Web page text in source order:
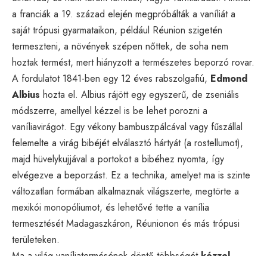
a franciák a 19. század elején megpróbálták a vaníliát a
saját trópusi gyarmataikon, például Réunion szigetén
termeszteni, a növények szépen nőttek, de soha nem
hoztak termést, mert hiányzott a természetes beporzó rovar.
A fordulatot 1841-ben egy 12 éves rabszolgafiú, Edmond
Albius hozta el. Albius rájött egy egyszerű, de zseniális
módszerre, amellyel kézzel is be lehet porozni a
vaníliavirágot. Egy vékony bambuszpálcával vagy fűszállal
felemelte a virág bibéjét elválasztó hártyát (a rostellumot),
majd hüvelykujjával a portokot a bibéhez nyomta, így
elvégezve a beporzást. Ez a technika, amelyet ma is szinte
változatlan formában alkalmaznak világszerte, megtörte a
mexikói monopóliumot, és lehetővé tette a vanília
termesztését Madagaszkáron, Réunionon és más trópusi
területeken.